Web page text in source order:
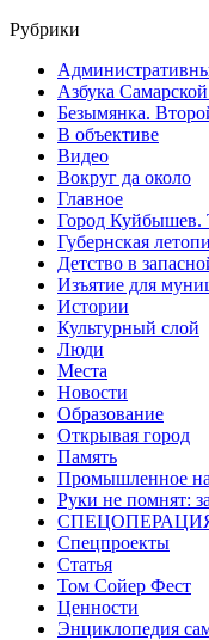
Рубрики
Азбука
Безымянка.
В объективе
Видео
Вокруг да около
Главное
Город Куйбышев.
Губернская
Детство в
Изъятие для
Истории
Культурный слой
Люди
Места
Новости
Образование
Открывая город
Память
Промышленное
Руки не помнят:
Спецпроекты
Статья
Том Сойер Фест
Ценности
Энциклопедия